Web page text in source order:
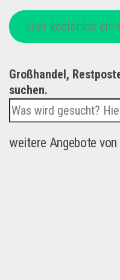
Hier kostenlos ein
Großhandel,
suchen.
weitere Angebote